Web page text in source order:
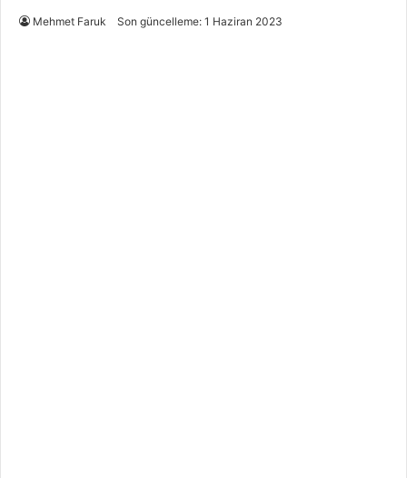
Mehmet Faruk Son güncelleme: 1 Haziran 2023